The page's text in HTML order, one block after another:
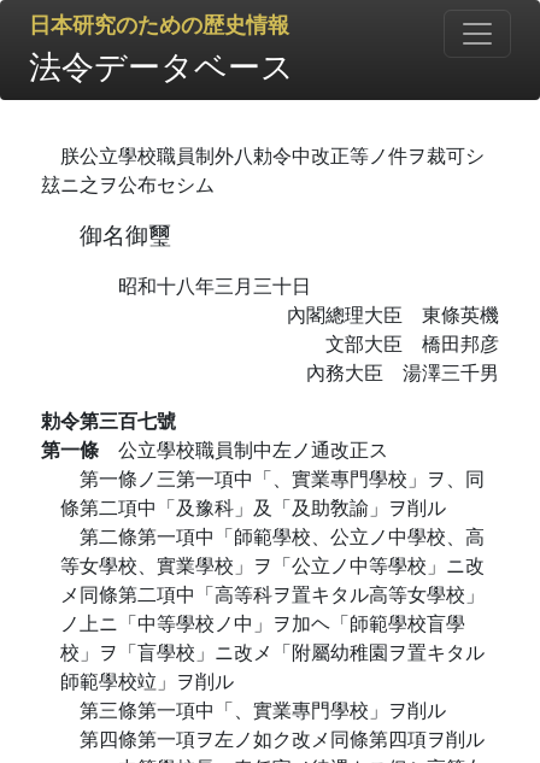
日本研究のための歴史情報
法令データベース
朕公立學校職員制外八勅令中改正等ノ件ヲ裁可シ
玆ニ之ヲ公布セシム
御名御璽
昭和十八年三月三十日
內閣總理大臣 東條英機
文部大臣 橋田邦彦
內務大臣 湯澤三千男
勅令第三百七號
第一條 公立學校職員制中左ノ通改正ス
第一條ノ三第一項中「、實業專門學校」ヲ、同
條第二項中「及豫科」及「及助敎諭」ヲ削ル
第二條第一項中「師範學校、公立ノ中學校、高
等女學校、實業學校」ヲ「公立ノ中等學校」ニ改
メ同條第二項中「高等科ヲ置キタル高等女學校」
ノ上ニ「中等學校ノ中」ヲ加ヘ「師範學校盲學
校」ヲ「盲學校」ニ改メ「附屬幼稚園ヲ置キタル
師範學校竝」ヲ削ル
第三條第一項中「、實業專門學校」ヲ削ル
第四條第一項ヲ左ノ如ク改メ同條第四項ヲ削ル